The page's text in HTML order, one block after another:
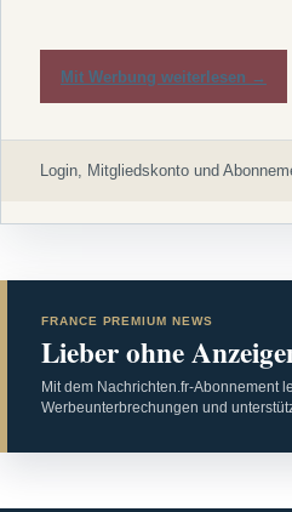
Mit Werbung weiterlesen →
Login, Mitgliedskonto und
FRANCE PREMIUM NEWS
Lieber ohne
Mit dem Nachrichten.fr-Abonnement
Werbeunterbrechungen und